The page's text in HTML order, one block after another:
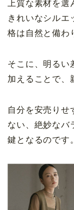
上質な素材を
きれいなシルエ
格は自然と備わ
そこに、明るい
加えることで、
自分を安売りせ
ない、絶妙なバ
鍵となるのです。